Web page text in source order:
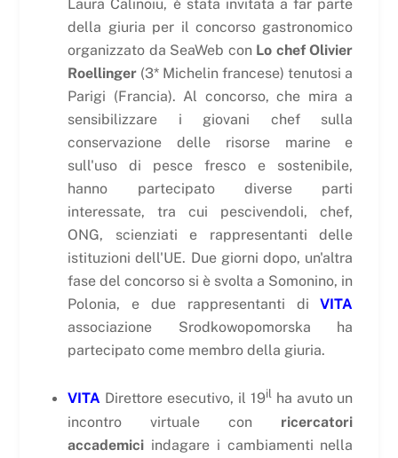
Laura Calinoiu, è stata invitata a far parte
della giuria per il concorso gastronomico
organizzato da SeaWeb con Lo chef Olivier
Roellinger (3* Michelin francese) tenutosi a
Parigi (Francia). Al concorso, che mira a
sensibilizzare i giovani chef sulla
conservazione delle risorse marine e
sull'uso di pesce fresco e sostenibile,
hanno partecipato diverse parti
interessate, tra cui pescivendoli, chef,
ONG, scienziati e rappresentanti delle
istituzioni dell'UE. Due giorni dopo, un'altra
fase del concorso si è svolta a Somonino, in
Polonia, e due rappresentanti diVITA
associazione Srodkowopomorska ha
partecipato come membro della giuria.
VITA Direttore esecutivo, il 19ilha avuto un
incontro virtuale con ricercatori
accademici indagare i cambiamenti nella